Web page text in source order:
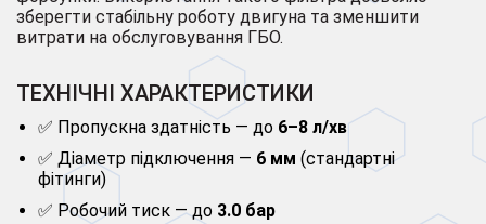
зберегти стабільну роботу двигуна та зменшити
витрати на обслуговування ГБО.
ТЕХНІЧНІ ХАРАКТЕРИСТИКИ
✅ Пропускна здатність — до 6–8 л/хв
✅ Діаметр підключення — 6 мм (стандартні
фітинги)
✅ Робочий тиск — до 3.0 бар